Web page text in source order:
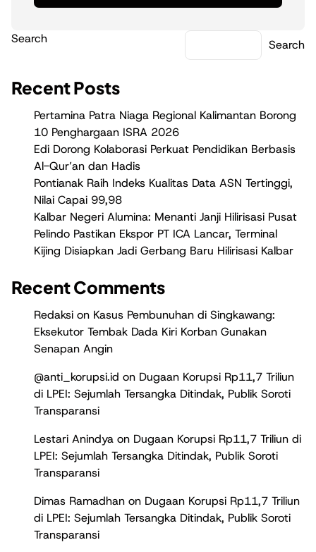
Search Search
Recent Posts
Pertamina Patra Niaga Regional Kalimantan Borong
10 Penghargaan ISRA 2026
Edi Dorong Kolaborasi Perkuat Pendidikan Berbasis
Al-Qur’an dan Hadis
Pontianak Raih Indeks Kualitas Data ASN Tertinggi,
Nilai Capai 99,98
Kalbar Negeri Alumina: Menanti Janji Hilirisasi Pusat
Pelindo Pastikan Ekspor PT ICA Lancar, Terminal
Kijing Disiapkan Jadi Gerbang Baru Hilirisasi Kalbar
Recent Comments
Redaksi on Kasus Pembunuhan di Singkawang:
Eksekutor Tembak Dada Kiri Korban Gunakan
Senapan Angin
@anti_korupsi.id on Dugaan Korupsi Rp11,7 Triliun
di LPEI: Sejumlah Tersangka Ditindak, Publik Soroti
Transparansi
Lestari Anindya on Dugaan Korupsi Rp11,7 Triliun di
LPEI: Sejumlah Tersangka Ditindak, Publik Soroti
Transparansi
Dimas Ramadhan on Dugaan Korupsi Rp11,7 Triliun
di LPEI: Sejumlah Tersangka Ditindak, Publik Soroti
Transparansi